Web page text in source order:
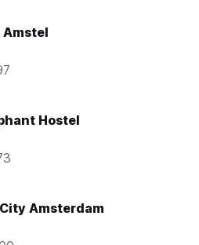
Amstel
Hostel
Amsterdam